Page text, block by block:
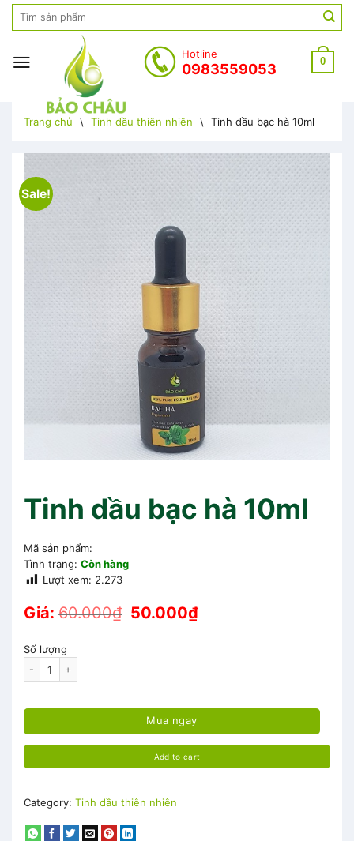
SkipSearch
Hotline
0983559053 0
Trang chủ \ Tinh dầu thiên nhiên \ Tinh dầu bạc hà 10ml
Sale!
Tinh dầu bạc hà 10ml
Mã sản phẩm:
Tình trạng: Còn hàng
Lượt xem: 2.273
Giá: 60.000₫ 50.000₫
Số lượng
Mua ngay
Add to cart
Category: Tinh dầu thiên nhiên